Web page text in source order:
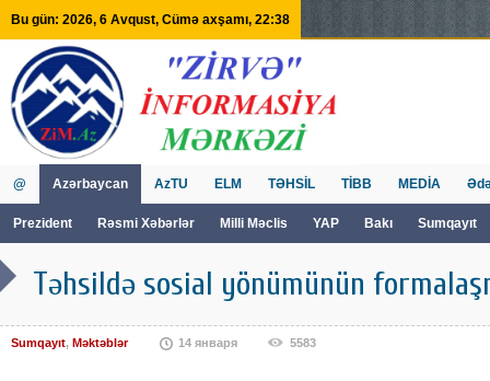
Bu gün: 2026, 6 Avqust, Cümə axşamı, 22:38
@ Azərbaycan
Prezident Rəsmi Xəbərlər Milli Məclis YAP Bakı Sumqayıt
AzTU ELM TƏHSİL TİBB MEDİA
Təhsildə sosial yönümünün
Sumqayıt, Məktəblər 14 января 5583